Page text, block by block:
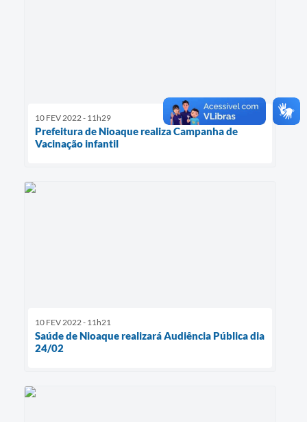
10 FEV 2022 - 11h29
Prefeitura de Nioaque realiza Campanha de
Vacinação infantil
10 FEV 2022 - 11h21
Saúde de Nioaque realizará Audiência Pública dia
24/02